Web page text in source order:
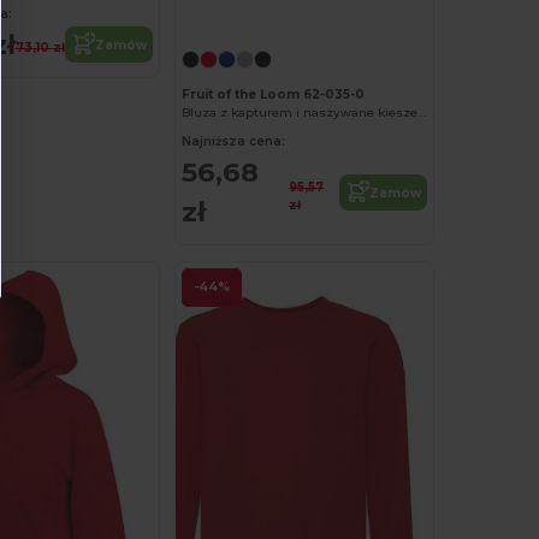
73,10 zł Zamów
Fruit of the Loom 62-035-0
Bluza z kapturem i naszywane kieszenie
Najniższa cena:
56,68
zł
95,57
zł
Zamów
-44%